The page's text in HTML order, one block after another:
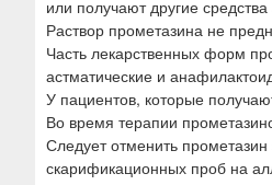
или получают другие
Раствор прометазина не
Часть лекарственных форм
астматические и
У пациентов, которые
Во время терапии
Следует отменить прометазин
скарификационных проб на